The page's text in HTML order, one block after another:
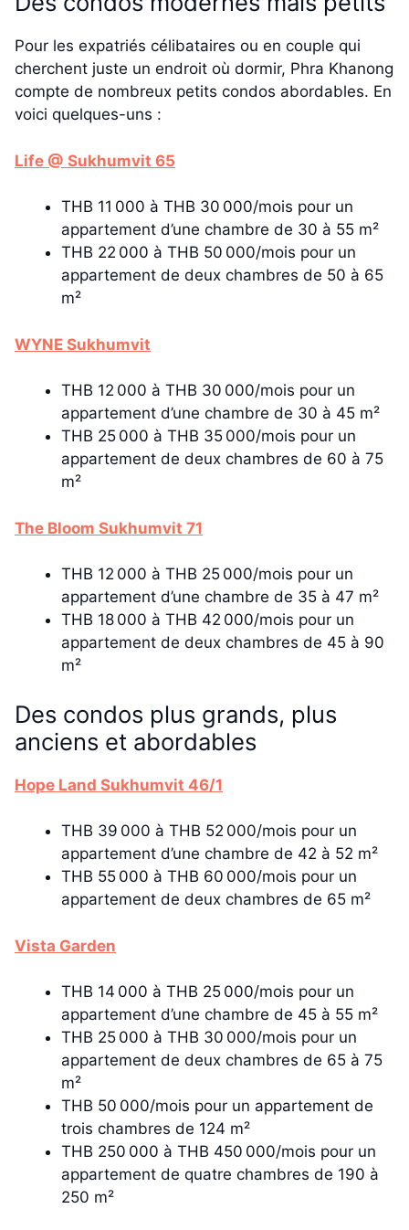
Pour les expatriés célibataires ou en couple qui
cherchent juste un endroit où dormir, Phra Khanong
compte de nombreux petits condos abordables. En
voici quelques-uns :
Life @ Sukhumvit 65
THB 11 000 à THB 30 000/mois pour un
appartement d’une chambre de 30 à 55 m²
THB 22 000 à THB 50 000/mois pour un
appartement de deux chambres de 50 à 65
m²
WYNE Sukhumvit
THB 12 000 à THB 30 000/mois pour un
appartement d’une chambre de 30 à 45 m²
THB 25 000 à THB 35 000/mois pour un
appartement de deux chambres de 60 à 75
m²
The Bloom Sukhumvit 71
THB 12 000 à THB 25 000/mois pour un
appartement d’une chambre de 35 à 47 m²
THB 18 000 à THB 42 000/mois pour un
appartement de deux chambres de 45 à 90
m²
Des condos plus grands, plus
anciens et abordables
Hope Land Sukhumvit 46/1
THB 39 000 à THB 52 000/mois pour un
appartement d’une chambre de 42 à 52 m²
THB 55 000 à THB 60 000/mois pour un
appartement de deux chambres de 65 m²
Vista Garden
THB 14 000 à THB 25 000/mois pour un
appartement d’une chambre de 45 à 55 m²
THB 25 000 à THB 30 000/mois pour un
appartement de deux chambres de 65 à 75
m²
THB 50 000/mois pour un appartement de
trois chambres de 124 m²
THB 250 000 à THB 450 000/mois pour un
appartement de quatre chambres de 190 à
250 m²